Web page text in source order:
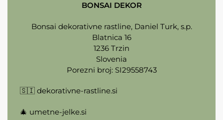
BONSAI DEKOR
Bonsai dekorativne rastline, Daniel Turk, s.p.
Blatnica 16
1236 Trzin
Slovenia
Porezni broj: SI29558743
🇸🇮 dekorativne-rastline.si
🎄 umetne-jelke.si